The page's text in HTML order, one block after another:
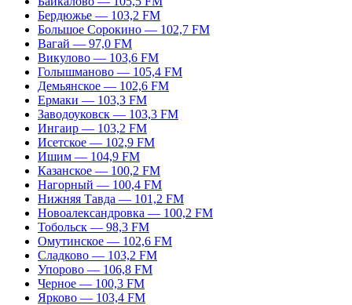
Бердюжье — 103,2 FM
Большое Сорокино — 102,7 FM
Вагай — 97,0 FM
Викулово — 103,6 FM
Голышманово — 105,4 FM
Демьянское — 102,6 FM
Ермаки — 103,3 FM
Заводоуковск — 103,3 FM
Ингаир — 103,2 FM
Исетское — 102,9 FM
Ишим — 104,9 FM
Казанское — 100,2 FM
Нагорный — 100,4 FM
Нижняя Тавда — 101,2 FM
Новоалександровка — 100,2 FM
Тобольск — 98,3 FM
Омутинское — 102,6 FM
Сладково — 103,2 FM
Упорово — 106,8 FM
Черное — 100,3 FM
Ярково — 103,4 FM